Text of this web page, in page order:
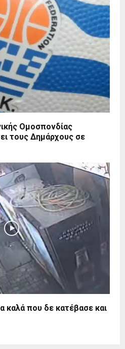
Ομοσπονδίας
τους Δημάρχους σε
καλά που δε κατέβασε και